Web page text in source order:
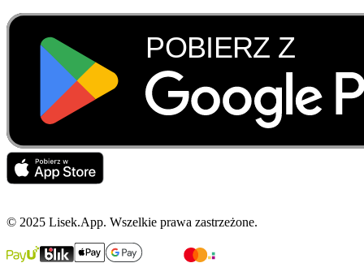
© 2025 Lisek.App. Wszelkie prawa zastrzeżone.